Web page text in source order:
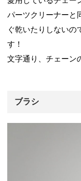
パーツクリーナーと
ぐ乾いたりしないの
す！
文字通り、チェーン
ブラシ